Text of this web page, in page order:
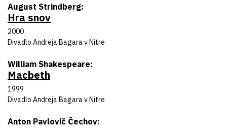
Autor predlohy
August Strindberg
Názov inscenácie
Hra snov
Rok uvedenia
2000
Divadlo
Divadlo Andreja Bagara v Nitre
Autor predlohy
William Shakespeare
Názov inscenácie
Macbeth
Rok uvedenia
1999
Divadlo
Divadlo Andreja Bagara v Nitre
Autor predlohy
Anton Pavlovič Čechov